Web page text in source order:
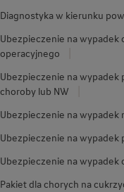
Diagnostyka w kierunku
Ubezpieczenie na
operacyjnego
Ubezpieczenie na
choroby lub NW
Ubezpieczenie na
Ubezpieczenie na wypadek
Ubezpieczenie na wypadek
Pakiet dla chorych na